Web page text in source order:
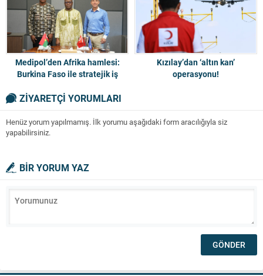
Medipol’den Afrika hamlesi:
Burkina Faso ile stratejik iş
Kızılay’dan ‘altın kan’
operasyonu!
ZİYARETÇİ YORUMLARI
Henüz yorum yapılmamış. İlk yorumu aşağıdaki form aracılığıyla siz
yapabilirsiniz.
BİR YORUM YAZ